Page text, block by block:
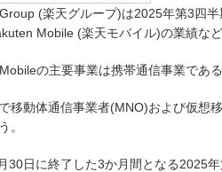
(楽天グループ)は2025年第3四
Mobile (楽天モバイル)の業績など
の主要事業は携帯通信事業である
移動体通信事業者(MNO)および仮想
。
30日に終了した3か月間となる2025